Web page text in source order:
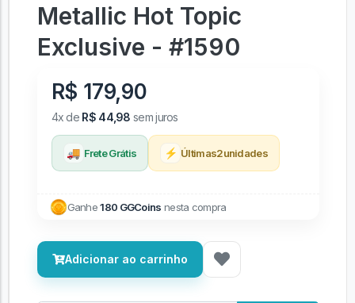
Metallic Hot Topic
Exclusive - #1590
R$ 179,90
4x de R$ 44,98 sem juros
🚚 Frete Grátis ⚡ Últimas2unidades
Ganhe180 GGCoins nesta compra
Adicionar ao carrinho